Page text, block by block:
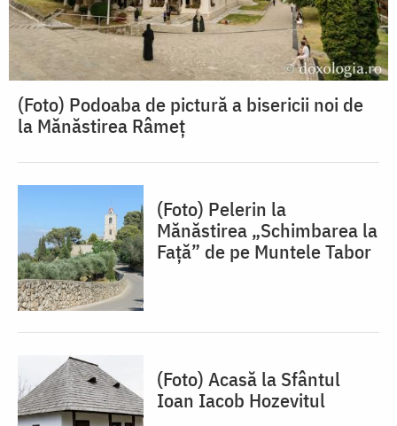
(Foto) Podoaba de pictură a bisericii noi de
la Mănăstirea Râmeț
(Foto) Pelerin la
Mănăstirea „Schimbarea la
Față” de pe Muntele Tabor
(Foto) Acasă la Sfântul
Ioan Iacob Hozevitul